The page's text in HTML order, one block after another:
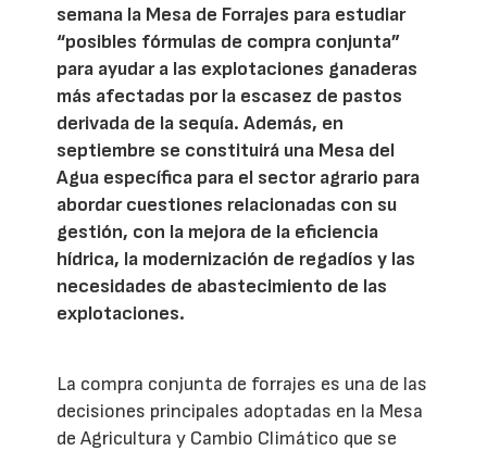
semana la Mesa de Forrajes para estudiar
“posibles fórmulas de compra conjunta”
para ayudar a las explotaciones ganaderas
más afectadas por la escasez de pastos
derivada de la sequía. Además, en
septiembre se constituirá una Mesa del
Agua específica para el sector agrario para
abordar cuestiones relacionadas con su
gestión, con la mejora de la eficiencia
hídrica, la modernización de regadíos y las
necesidades de abastecimiento de las
explotaciones.
La compra conjunta de forrajes es una de las
decisiones principales adoptadas en la Mesa
de Agricultura y Cambio Climático que se